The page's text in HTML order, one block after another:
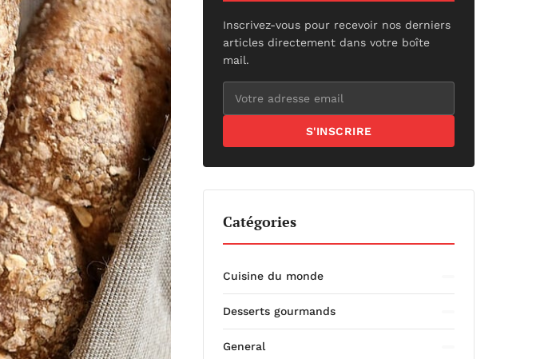
Inscrivez-vous pour recevoir nos derniers
articles directement dans votre boîte
mail.
S'INSCRIRE
Catégories
Cuisine du monde
Desserts gourmands
General